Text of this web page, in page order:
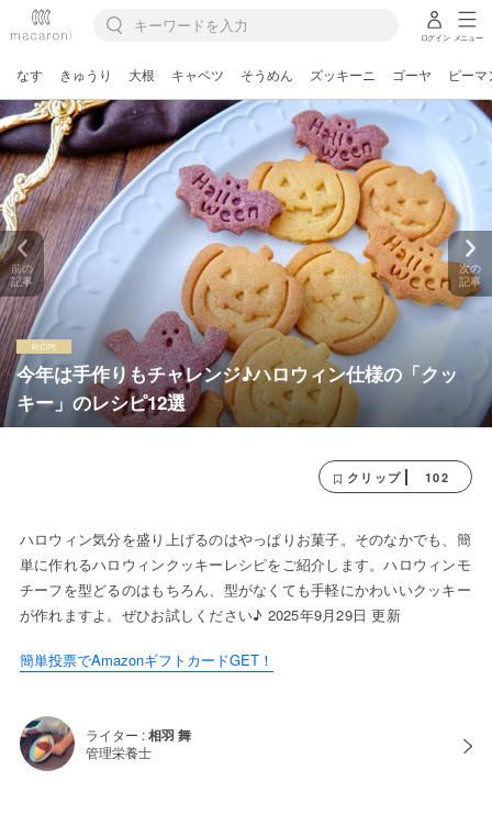
ログイン メニュー
なす きゅうり 大根 キャベツ そうめん ズッキーニ ゴーヤ ピーマ
今年は手作りもチャレンジ♪ハロウィン仕様の「クッ
キー」のレシピ12選
前の
記事
次の
記事
クリップ 102
ハロウィン気分を盛り上げるのはやっぱりお菓子。そのなかでも、簡
単に作れるハロウィンクッキーレシピをご紹介します。ハロウィンモ
チーフを型どるのはもちろん、型がなくても手軽にかわいいクッキー
が作れますよ。ぜひお試しください♪ 2025年9月29日 更新
簡単投票でAmazonギフトカードGET！
ライター :相羽 舞
管理栄養士